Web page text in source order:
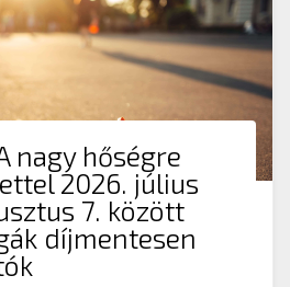
nagy hőségre
2026. július
7. között
díjmentesen